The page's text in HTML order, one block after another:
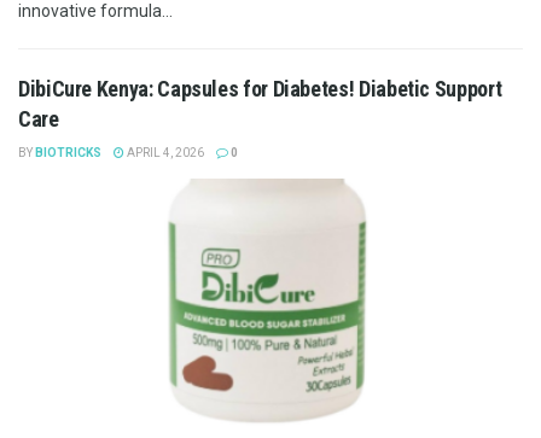
innovative formula...
DibiCure Kenya: Capsules for Diabetes! Diabetic Support
Care
BY BIOTRICKS APRIL 4, 2026 0